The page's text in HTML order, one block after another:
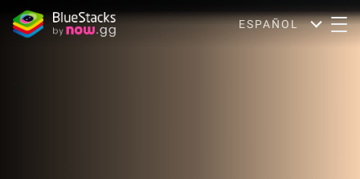
ESPAÑOL